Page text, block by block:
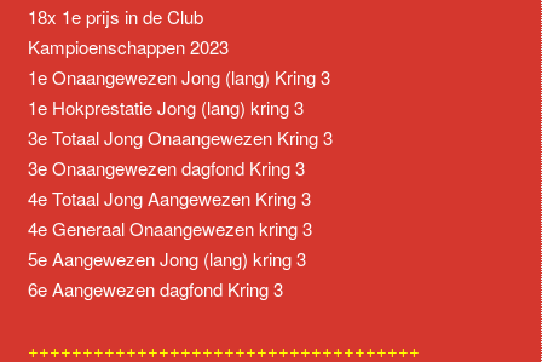
18x 1e prijs in de Club
Kampioenschappen 2023
1e Onaangewezen Jong (lang) Kring 3
1e Hokprestatie Jong (lang) kring 3
3e Totaal Jong Onaangewezen Kring 3
3e Onaangewezen dagfond Kring 3
4e Totaal Jong Aangewezen Kring 3
4e Generaal Onaangewezen kring 3
5e Aangewezen Jong (lang) kring 3
6e Aangewezen dagfond Kring 3
++++++++++++++++++++++++++++++++++++